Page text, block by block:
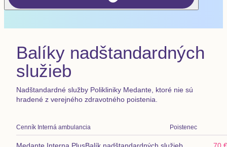
Balíky nadštandardných
služieb
Nadštandardné služby Polikliniky Medante, ktoré nie sú
hradené z verejného zdravotného poistenia.
Cenník Interná ambulancia Poistenec
Medante Interna PlusBalík nadštandardných služieb 70 €